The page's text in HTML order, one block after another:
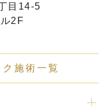
目14-5
2F
施術一覧